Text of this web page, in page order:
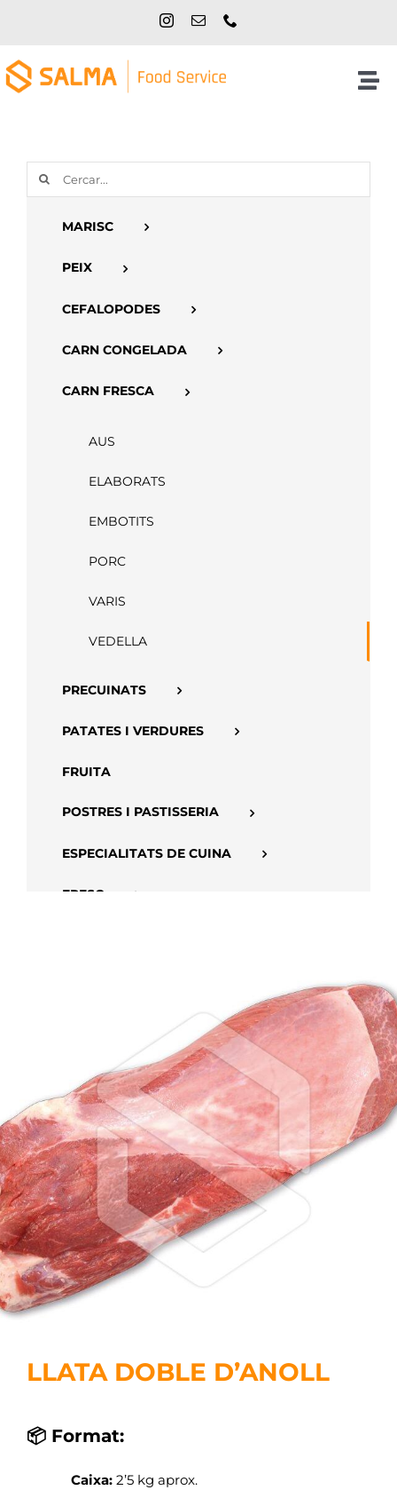
content
CATÀLEGS
Cerca
…
MARISC
PEIX
CEFALOPODES
CARN CONGELADA
CARN FRESCA
AUS
ELABORATS
EMBOTITS
PORC
VARIS
VEDELLA
PRECUINATS
PATATES I VERDURES
FRUITA
POSTRES I PASTISSERIA
ESPECIALITATS DE CUINA
FRESC
LLATA DOBLE D’ANOLL
📦 Format:
Caixa: 2’5 kg aprox.